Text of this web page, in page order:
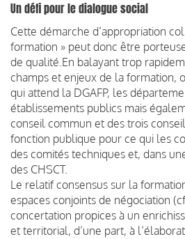
Un défi pour le dialogue social
Cette démarche d’appropriation
formation » peut donc être
de qualité. En balayant trop
champs et enjeux de la formation,
qui attend la DGAFP, les
établissements publics mais
conseil commun et des trois
fonction publique pour ce qui les
des comités techniques et, dans
des CHSCT.
Le relatif consensus sur la
espaces conjoints de négociation
concertation propices à un
et territorial, d’une part, à